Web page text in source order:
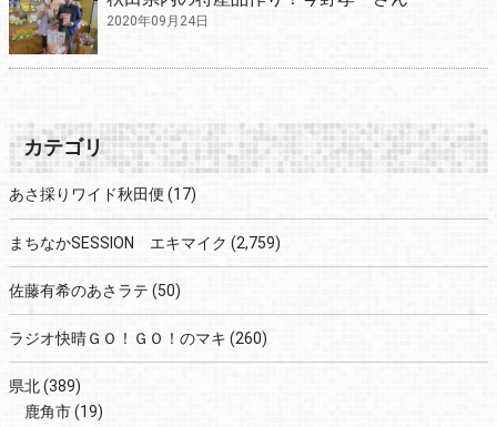
2020年09月24日
カテゴリ
あさ採りワイド秋田便 (17)
まちなかSESSION エキマイク (2,759)
佐藤有希のあさラテ (50)
ラジオ快晴ＧＯ！ＧＯ！のマキ (260)
県北(389)
鹿角市(19)